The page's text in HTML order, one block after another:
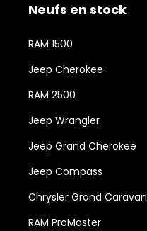
Neufs en stock
RAM 1500
Jeep Cherokee
RAM 2500
Jeep Wrangler
Jeep Grand Cherokee
Jeep Compass
Chrysler Grand Caravan
RAM ProMaster